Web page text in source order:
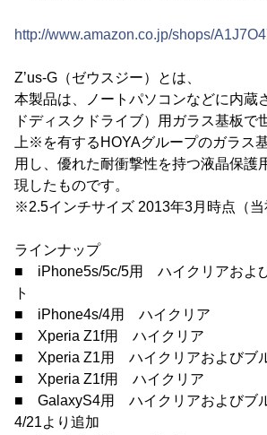
http://www.amazon.co.jp/shops/
Z’us-G（ゼウスジー）とは、
本製品は、ノートパソコンなどに内蔵
ドディスクドライブ）用ガラス基板で
上※を有するHOYAグループのガラス
用し、優れた耐衝撃性を持つ液晶保護
現したものです。
※2.5インチサイズ 2013年3月時点（当
ラインナップ
■ iPhone5s/5c/5用 ハイクリアおよ
ト
■ iPhone4s/4用 ハイクリア
■ Xperia Z1f用 ハイクリア
■ Xperia Z1用 ハイクリアおよびブ
■ Xperia Z1f用 ハイクリア
■ GalaxyS4用 ハイクリアおよびブ
4/21より追加